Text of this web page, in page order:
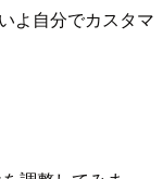
よ自分でカスタマ